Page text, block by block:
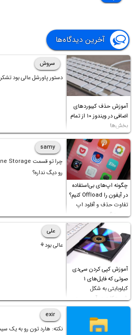
آخرین دیدگاه‌ها
آموزش حذف کیبوردهای
اضافی در ویندوز ۱۰ از تمام
بخش‌ها
سروش
دستور پاورشل عالی بود تشکر
چگونه اپ‌های بی‌استفاده
در آیفون را Offload کنیم؟
تفاوت حذف و آفلود اپ
چیست؟
samy
رو دیگ نداره؟
آموزش کپی کردن سی‌دی
صوتی که فایل‌های ۱
کیلوبایتی به شکل
شورت‌کات در آن موجود
است!
علی
عالی بود⚘
exir